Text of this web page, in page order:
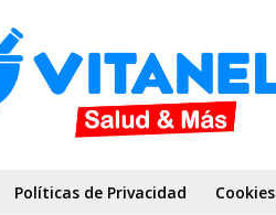
Políticas de Privacidad Cookies